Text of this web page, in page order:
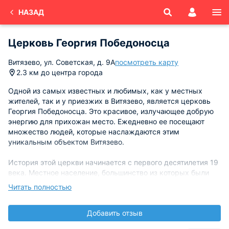
НАЗАД
Церковь Георгия Победоносца
Витязево, ул. Советская, д. 9Апосмотреть карту
2.3 км до центра города
Одной из самых известных и любимых, как у местных
жителей, так и у приезжих в Витязево, является церковь
Георгия Победоносца. Это красивое, излучающее добрую
энергию для прихожан место. Ежедневно ее посещают
множество людей, которые наслаждаются этим
уникальным объектом Витязево.
История этой церкви начинается с первого десятилетия 19
века. Местное население, большинство из которых были
черноморские греки, после основания поселка, который
сейчас именуется Витязево, воздвигли небольшой храм.
Это сооружение простояло до середины тридцатых годов
20 века. Разрушен он был при агрессивной политики
всеобщего атеизма в коммунистическом
Читать полностью
Добавить отзыв